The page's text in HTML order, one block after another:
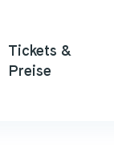
Tickets &
Preise